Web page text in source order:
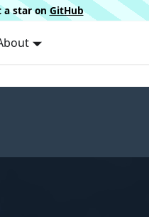
a star on GitHub